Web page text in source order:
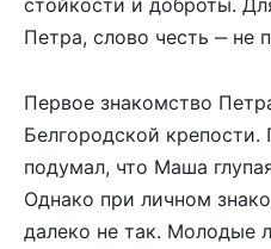
стойкости и доброты.
Петра, слово честь ‒ не
Первое знакомство
Белгородской
подумал, что Маша
Однако при личном
далеко не так. Молодые